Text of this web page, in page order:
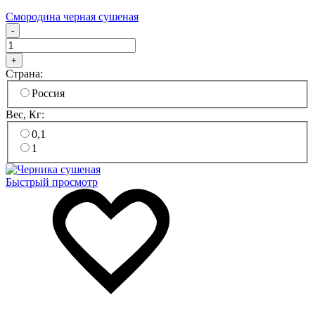
Смородина черная сушеная
-
+
Страна:
Россия
Вес, Кг:
0,1
1
Быстрый просмотр